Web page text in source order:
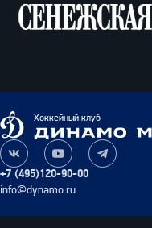
Динамо
Москва
Хоккейный клуб
+7 (495)120-90-00
info@dynamo.ru
Наша
группа
ВКонтакте
Наш
канал
на
Наш
канал